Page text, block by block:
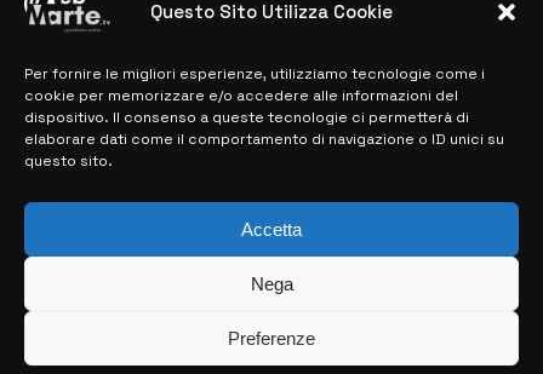
Questo Sito Utilizza Cookie
Per fornire le migliori esperienze, utilizziamo tecnologie come i
cookie per memorizzare e/o accedere alle informazioni del
dispositivo. Il consenso a queste tecnologie ci permetterà di
elaborare dati come il comportamento di navigazione o ID unici su
questo sito.
Accetta
Nega
Preferenze
MAPPA DEL SITO
> NOTIZIE